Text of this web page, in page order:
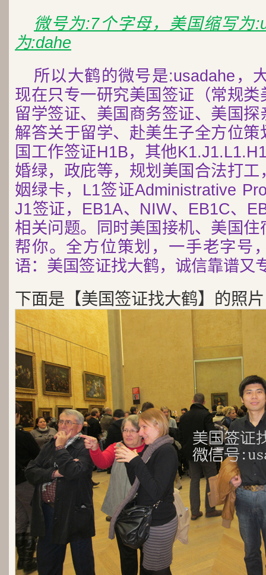
微号为:7个字母，美国缩写为
为:dahe
所以大鹤的微号是:usadahe，
现在只专一研究美国签证（常规
留学签证、美国商务签证、美国
解答关于留学、赴美生子全方位
国工作签证H1B，其他
婚绿，政庇等，规划美国合法打
姻绿卡，L1签证Administrative
J1签证，EB1A、NIW、EB1C、
相关问题。同时美国接机、美国
帮你。全方位策划，一手老字号
语：美国签证找大鹤，诚信靠谱又
下面是【美国签证找大鹤】的照片